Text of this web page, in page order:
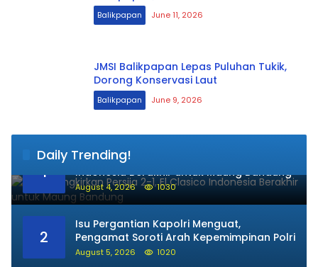
Balikpapan June 11, 2026
JMSI Balikpapan Lepas Puluhan Tukik,
Dorong Konservasi Laut
Balikpapan June 9, 2026
Daily Trending!
1
Persib Singkirkan Persija 2-1, El Clasico
Indonesia Berakhir untuk Maung Bandung
August 4, 2026 1030
2
Isu Pergantian Kapolri Menguat,
Pengamat Soroti Arah Kepemimpinan Polri
August 5, 2026 1020